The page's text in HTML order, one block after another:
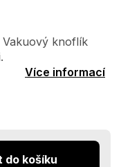
knoflík
Více informací
do košíku